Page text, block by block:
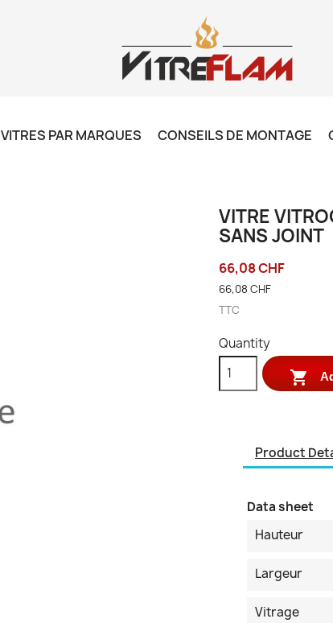
VITRES PAR MARQUES CONSEILS DE MONTAGE
VITRE
SANS JOINT
66,08 CHF
66,08 CHF
TTC
Quantity

Product
Data sheet
Hauteur
Largeur
Vitrage